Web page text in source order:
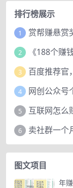
排行榜展示
1
2
3 百度推荐官
4
5 互联网怎么
6 卖社群一个
图文项目
年